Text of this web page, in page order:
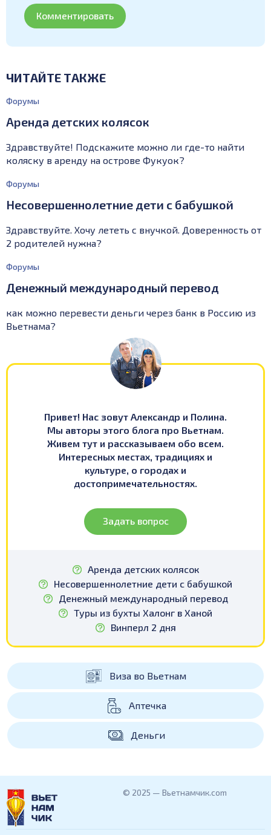
ЧИТАЙТЕ ТАКЖЕ
Форумы
Аренда детских колясок
Здравствуйте! Подскажите можно ли где-то найти
коляску в аренду на острове Фукуок?
Форумы
Несовершеннолетние дети с бабушкой
Здравствуйте. Хочу лететь с внучкой. Доверенность от
2 родителей нужна?
Форумы
Денежный международный перевод
как можно перевести деньги через банк в Россию из
Вьетнама?
Привет! Нас зовут Александр и Полина.
Мы авторы этого блога про Вьетнам.
Живем тут и рассказываем обо всем.
Интересных местах, традициях и
культуре, о городах и
достопримечательностях.
Задать вопрос
Аренда детских колясок
Несовершеннолетние дети с бабушкой
Денежный международный перевод
Туры из бухты Халонг в Ханой
Винперл 2 дня
Виза во Вьетнам
Аптечка
Деньги
© 2025 — Вьетнамчик.com